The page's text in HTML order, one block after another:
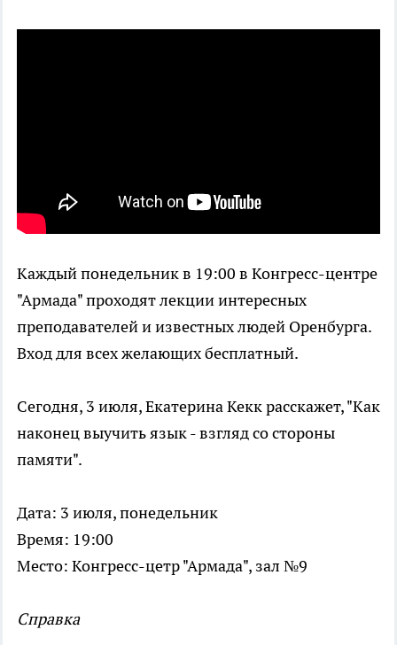
Каждый понедельник в 19:00 в Конгресс-центре
"Армада" проходят лекции интересных
преподавателей и известных людей Оренбурга.
Вход для всех желающих бесплатный.
Сегодня, 3 июля, Екатерина Кекк расскажет, "Как
наконец выучить язык - взгляд со стороны
памяти".
Дата: 3 июля, понедельник
Время: 19:00
Место: Конгресс-цетр "Армада", зал №9
Справка